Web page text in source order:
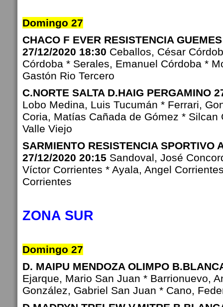
Domingo 27
CHACO F EVER RESISTENCIA
27/12/2020 18:30 Ceballos, César
Córdoba * Serales, Emanuel Córdoba *
Gastón Rio Tercero
C.NORTE SALTA D.HAIG PERGAMINO
Lobo Medina, Luis Tucumán * Ferrari,
Coria, Matías Cañada de Gómez * Silcan
Valle Viejo
SARMIENTO RESISTENCIA SPORTIVO
27/12/2020 20:15 Sandoval, José
Víctor Corrientes * Ayala, Angel
Corrientes
ZONA SUR
Domingo 27
D. MAIPU MENDOZA OLIMPO
Ejarque, Mario San Juan * Barrionuevo,
González, Gabriel San Juan * Cano,